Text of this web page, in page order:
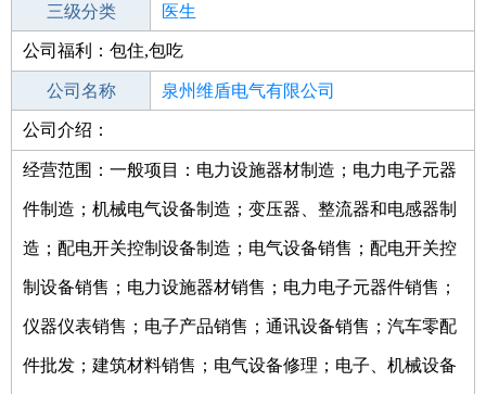
二级分类 医疗/护理
三级分类 医生
其他行业 制药/生物工程/医护
公司福利：包住,包吃
公司名称 泉州维盾电气有限公司
公司类型
公司介绍：
经营范围：一般项目：电力设施器材制造；电力电子元器
件制造；机械电气设备制造；变压器、整流器和电感器制
造；配电开关控制设备制造；电气设备销售；配电开关控
制设备销售；电力设施器材销售；电力电子元器件销售；
仪器仪表销售；电子产品销售；通讯设备销售；汽车零配
件批发；建筑材料销售；电气设备修理；电子、机械设备